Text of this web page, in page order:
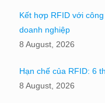
Kết hợp RFID với
doanh nghiệp
8 August, 2026
Hạn chế của RFID: 6
8 August, 2026